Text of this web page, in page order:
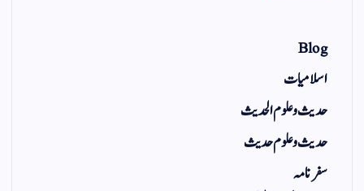
Blog
اسلامیات
حدیث و علوم الحدیث
حدیث و علوم حدیث
سفر نامہ